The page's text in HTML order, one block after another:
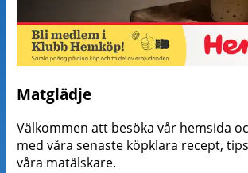
Matglädje
Välkommen att besöka vår hemsida
med våra senaste köpklara recept,
våra matälskare.